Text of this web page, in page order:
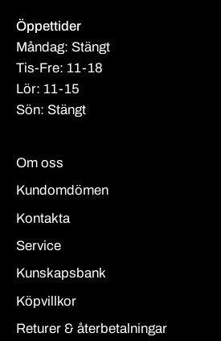
Öppettider
Måndag: Stängt
Tis-Fre: 11-18
Lör: 11-15
Sön: Stängt
Om oss
Kundomdömen
Kontakta
Service
Kunskapsbank
Köpvillkor
Returer & återbetalningar